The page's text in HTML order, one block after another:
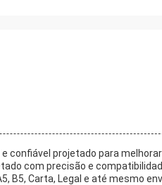
confiável projetado para
com precisão e
B5, Carta, Legal e até mesmo